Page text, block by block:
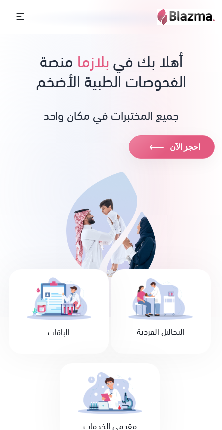
أهلا بك في بلازما منصة
الفحوصات الطبية الأضخم
جميع المختبرات في مكان واحد
احجز الآن ⟶
التحاليل الفردية الباقات
مقدمي الخدمات